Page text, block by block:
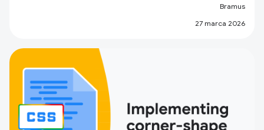
Bramus
27 marca 2026